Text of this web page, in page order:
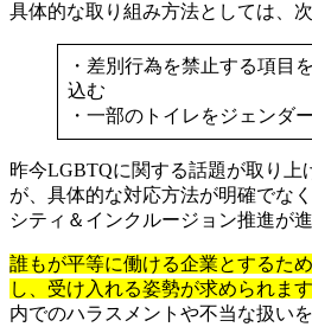
具体的な取り組み方法としては、
・差別行為を禁止する項目
込む
・一部のトイレをジェンダ
昨今LGBTQに関する話題が取り上
が、具体的な対応方法が明確でな
シティ＆インクルージョン推進が
誰もが平等に働ける企業とするた
し、受け入れる姿勢が求められます
内でのハラスメントや不当な扱い